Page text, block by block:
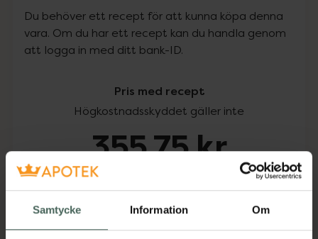
Samtycke Information Om
Du behöver ett recept för att kunna köpa denna
vara. Om du har ett recept kan du handla genom
att logga in med ditt bank-ID.
Pris med recept
Högkostnadsskyddet gäller inte
355,75 kr
Köp via ditt recept